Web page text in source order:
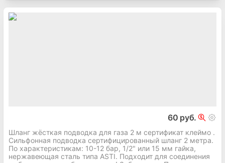
60 руб.
Шланг жёсткая подводка для газа 2 м сертификат клеймо .
Сильфонная подводка сертифицированный шланг 2 метра.
По характеристикам: 10-12 бар, 1/2" или 15 мм гайка,
нержавеющая сталь типа ASTI. Подходит для соединения